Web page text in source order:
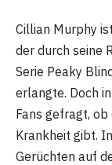
Cillian Murphy
der durch seine
Serie Peaky
erlangte. Doch
Fans gefragt,
Krankheit gibt.
Gerüchten auf